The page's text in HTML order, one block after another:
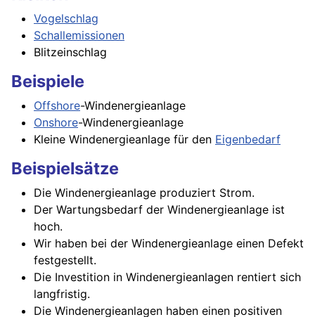
Vogelschlag
Schallemissionen
Blitzeinschlag
Beispiele
Offshore-Windenergieanlage
Onshore-Windenergieanlage
Kleine Windenergieanlage für den Eigenbedarf
Beispielsätze
Die Windenergieanlage produziert Strom.
Der Wartungsbedarf der Windenergieanlage ist
hoch.
Wir haben bei der Windenergieanlage einen Defekt
festgestellt.
Die Investition in Windenergieanlagen rentiert sich
langfristig.
Die Windenergieanlagen haben einen positiven